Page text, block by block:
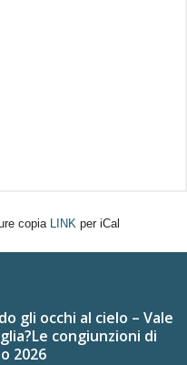
copia LINK per iCal
gli occhi al cielo – Vale
congiunzioni di
2026